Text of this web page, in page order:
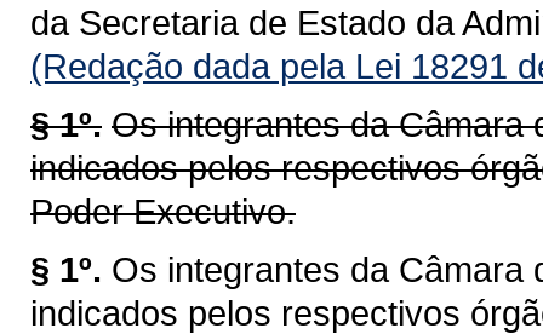
da Secretaria de Estado da
(Redação dada pela Lei 18291
§ 1º. Os integrantes da Câmara
indicados pelos respectivos
Poder Executivo.
§ 1º. Os integrantes da Câmara
indicados pelos respectivos